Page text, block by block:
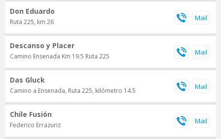
Don Eduardo
Ruta 225, km 26
Descanso y Placer
Camino Ensenada Km 19.5 Ruta 225
Das Gluck
Camino a Ensenada, Ruta 225, kilómetro 14.5
Chile Fusión
Federico Errazuriz